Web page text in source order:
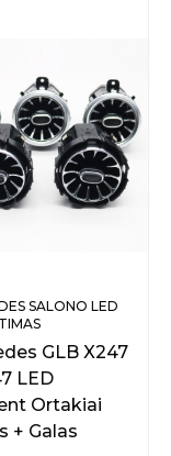
SALONO LED
GLB X247
LED
Ortakiai
+ Galas